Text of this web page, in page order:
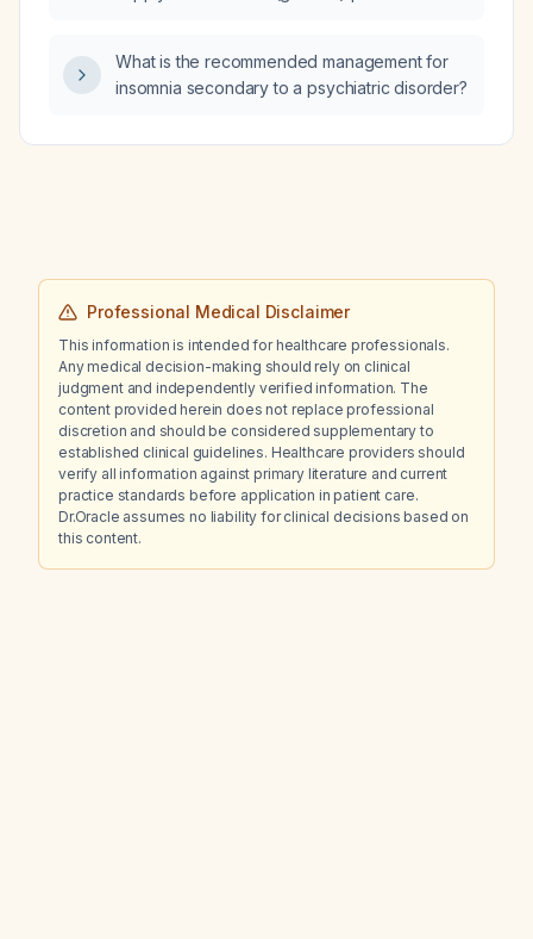
usual 7‑day supply?
What is the recommended management for
insomnia secondary to a psychiatric disorder?
Professional Medical Disclaimer
This information is intended for healthcare professionals.
Any medical decision-making should rely on clinical
judgment and independently verified information. The
content provided herein does not replace professional
discretion and should be considered supplementary to
established clinical guidelines. Healthcare providers should
verify all information against primary literature and current
practice standards before application in patient care.
Dr.Oracle assumes no liability for clinical decisions based on
this content.